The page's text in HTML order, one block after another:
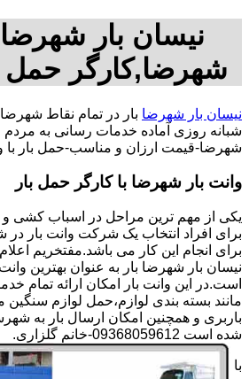
نیسان بار
شهرضا,کارگر حمل
نیسان بار شهرضا بار در تمام نقاط
شبانه روزی آماده خدمات رسانی به مردم
شهرضا-قیمت ارزان و مناسب-حمل بار با
وانت بار شهرضا با کارگر حمل بار
یکی از مهم ترین مراحل در اسباب کشی
برای افراد انتخاب یک شرکت وانت بار
برای انجام این کار می باشد.مفتخریم
نیسان بار شهرضا بار به عنوان بهترین
است.در این وانت بار امکان ارائه تمام
مانند بسته بندی لوازم،حمل لوازم سنگین
باربری و همچنین امکان ارسال بار به
شده است 09368059612-خانم گلزاری.
با